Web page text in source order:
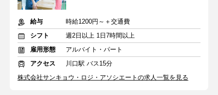
給与
時給1200円～＋交通費
シフト
週2日以上 1日7時間以上
雇用形態
アルバイト・パート
アクセス
川口駅 バス15分
株式会社サンキョウ・ロジ・アソシエートの求人一覧を見る